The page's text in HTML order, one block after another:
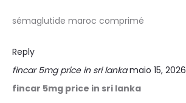
sémaglutide maroc comprimé
Reply
fincar 5mg price in sri lanka maio 15, 2026
fincar 5mg price in sri lanka